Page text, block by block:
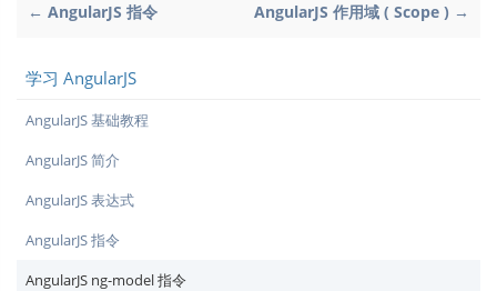
← AngularJS 指令 AngularJS 作用域 ( Scope ) →
学习 AngularJS
AngularJS 基础教程
AngularJS 简介
AngularJS 表达式
AngularJS 指令
AngularJS ng-model 指令